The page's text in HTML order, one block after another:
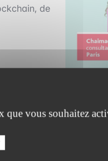
de
ici que
que vous souhaitez